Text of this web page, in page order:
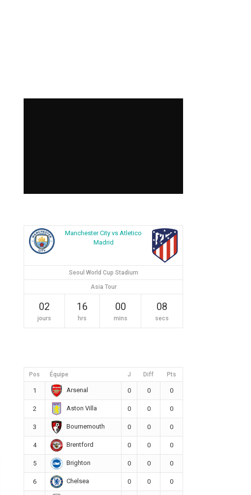
Manchester City vs Atletico
Madrid
Seoul World Cup Stadium
Asia Tour
02
jours
16
hrs
00
mins
07
secs
Pos Équipe J Diff Pts
1 Arsenal 0 0 0
2 Aston Villa 0 0 0
3 Bournemouth 0 0 0
4 Brentford 0 0 0
5 Brighton 0 0 0
6 Chelsea 0 0 0